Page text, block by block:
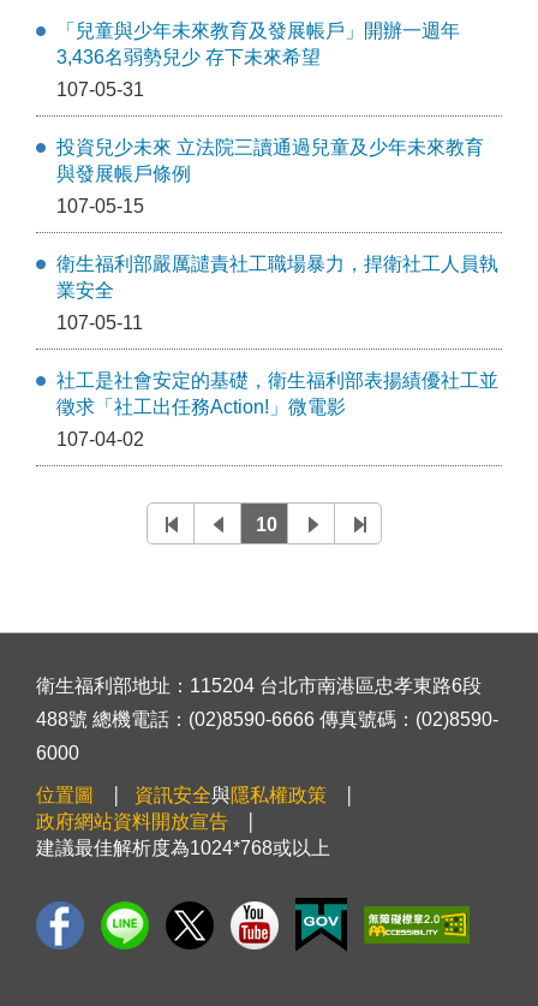
「兒童與少年未來教育及發展帳戶」開辦一週年
3,436名弱勢兒少 存下未來希望
107-05-31
投資兒少未來 立法院三讀通過兒童及少年未來教育
與發展帳戶條例
107-05-15
衛生福利部嚴厲譴責社工職場暴力，捍衛社工人員執
業安全
107-05-11
社工是社會安定的基礎，衛生福利部表揚績優社工並
徵求「社工出任務Action!」微電影
107-04-02
10
衛生福利部地址：115204 台北市南港區忠孝東路6段
488號 總機電話：(02)8590-6666 傳真號碼：(02)8590-
6000
位置圖 資訊安全與隱私權政策
政府網站資料開放宣告
建議最佳解析度為1024*768或以上